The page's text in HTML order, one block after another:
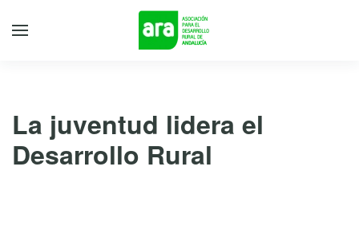
La juventud lidera el
Desarrollo Rural